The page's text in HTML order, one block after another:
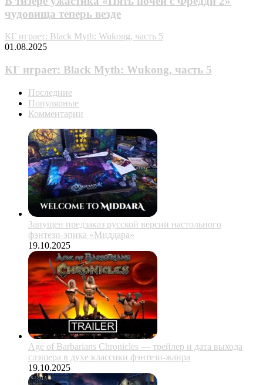
чудовища теперь везде
КГ играет: Black Myth: Wukong, часть 5
01.08.2025
КГ играет: Black Myth: Wukong, часть 5
Последние
Популярные
Комментарии
Запущен предзаказ русской версии настольного
фэнтези-эпика «Миддара»
19.10.2025
Age of Barbarians Chronicles — трейлер и дата выхода
слэшера в духе классики фэнтези-жанра
19.10.2025